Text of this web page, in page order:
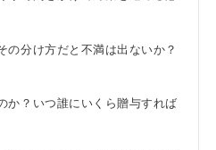
の分け方だと不満は出ないか？
か？いつ誰にいくら贈与すれば